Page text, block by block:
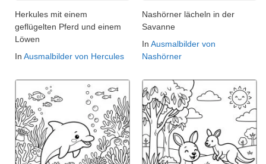
Herkules mit einem
geflügelten Pferd und einem
Löwen
In Ausmalbilder von Hercules
Nashörner lächeln in der
Savanne
In Ausmalbilder von
Nashörner